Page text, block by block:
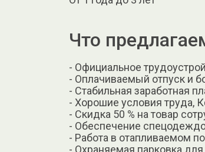
Что
- Официальное
- Оплачиваемый отпуск и
- Стабильная заработная
- Хорошие условия труда,
- Скидка 50 % на товар
- Обеспечение
- Работа в отапливаемом
- Охраняемая парковка для